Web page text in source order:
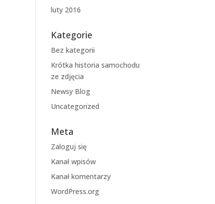
luty 2016
Kategorie
Bez kategorii
Krótka historia samochodu
ze zdjęcia
Newsy Blog
Uncategorized
Meta
Zaloguj się
Kanał wpisów
Kanał komentarzy
WordPress.org